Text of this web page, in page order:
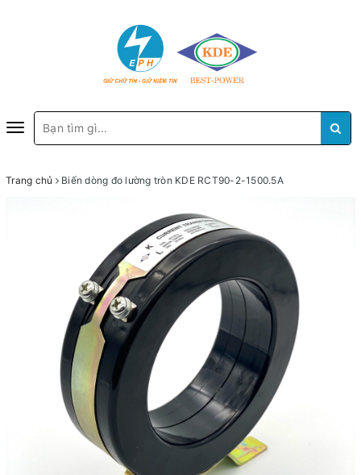
Toggle
navigation
Trang chủ Biến dòng đo lường tròn KDE RCT90-2-1500.5A